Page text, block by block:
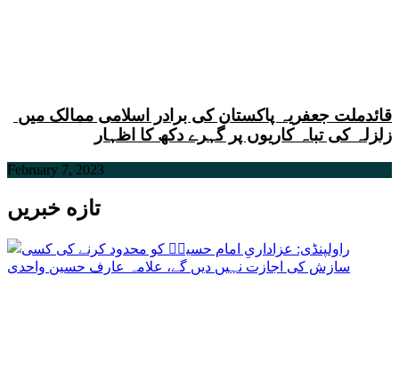
زلزلہ کی تباہ کاریوں پر گہرے دکھ کا اظہار
February 7, 2023
تازه خبریں